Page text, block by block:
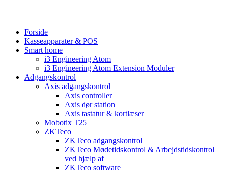
Forside
Kasseapparater & POS
Smart home
i3 Engineering Atom
i3 Engineering Atom Extension Moduler
Adgangskontrol
Axis adgangskontrol
Axis controller
Axis dør station
Axis tastatur & kortlæser
Mobotix T25
ZKTeco
ZKTeco adgangskontrol
ZKTeco Mødetidskontrol & Arbejdstidskontrol
ved hjælp af
ZKTeco software